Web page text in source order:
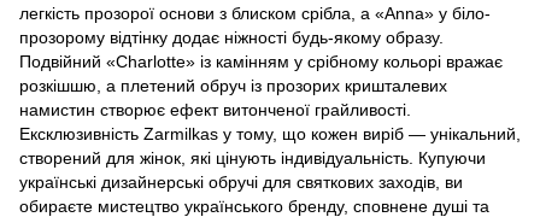
легкість прозорої основи з блиском срібла, а «Anna» у біло-
прозорому відтінку додає ніжності будь-якому образу.
Подвійний «Charlotte» із камінням у срібному кольорі вражає
розкішшю, а плетений обруч із прозорих кришталевих
намистин створює ефект витонченої грайливості.
Ексклюзивність Zarmilkas у тому, що кожен виріб — унікальний,
створений для жінок, які цінують індивідуальність. Купуючи
українські дизайнерські обручі для святкових заходів, ви
обираєте мистецтво українського бренду, сповнене душі та